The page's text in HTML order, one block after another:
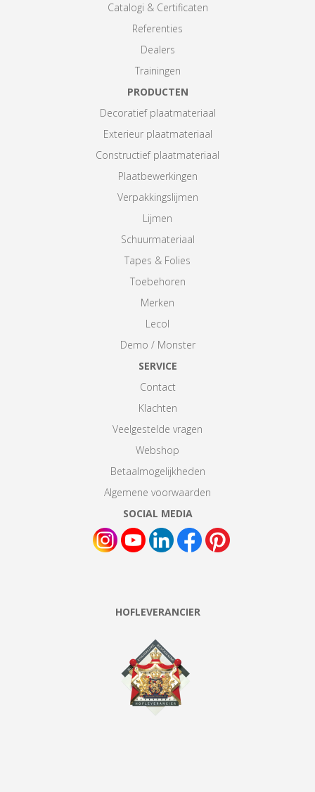
Catalogi & Certificaten
Referenties
Dealers
Trainingen
PRODUCTEN
Decoratief plaatmateriaal
Exterieur plaatmateriaal
Constructief plaatmateriaal
Plaatbewerkingen
Verpakkingslijmen
Lijmen
Schuurmateriaal
Tapes & Folies
Toebehoren
Merken
Lecol
Demo / Monster
SERVICE
Contact
Klachten
Veelgestelde vragen
Webshop
Betaalmogelijkheden
Algemene voorwaarden
SOCIAL MEDIA
HOFLEVERANCIER